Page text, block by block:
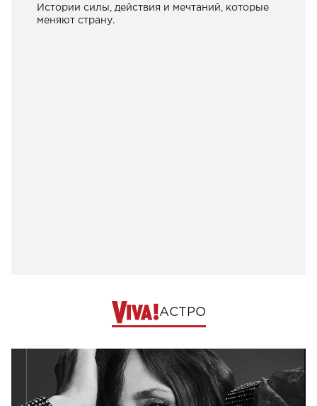
Истории силы, действия и мечтаний, которые
меняют страну.
АСТРО